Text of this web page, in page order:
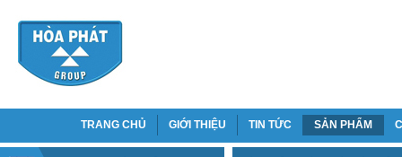
TRANG CHỦ GIỚI THIỆU TIN TỨC SẢN PHẨM